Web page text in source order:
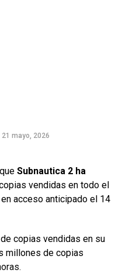
21 mayo, 2026
Subnautica 2 ha
vendidas en todo el
acceso anticipado el 14
copias vendidas en su
millones de copias